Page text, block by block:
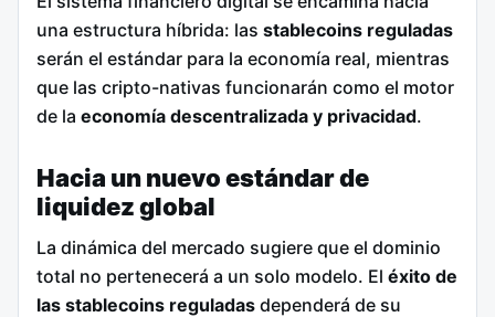
una estructura híbrida: las stablecoins reguladas
serán el estándar para la economía real, mientras
que las cripto-nativas funcionarán como el motor
de la economía descentralizada y privacidad.
Hacia un nuevo estándar de
liquidez global
La dinámica del mercado sugiere que el dominio
total no pertenecerá a un solo modelo. El éxito de
las stablecoins reguladas dependerá de su